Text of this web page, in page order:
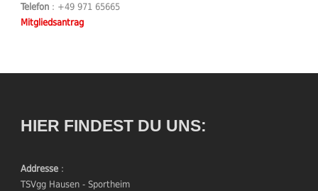
Telefon : +49 971 65665
Mitgliedsantrag
HIER FINDEST DU UNS:
Addresse :
TSVgg Hausen - Sportheim